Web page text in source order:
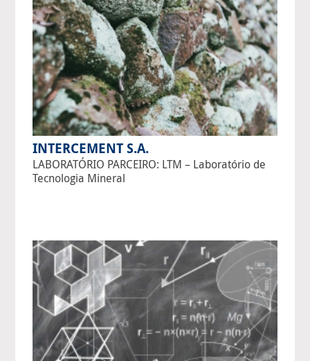
INTERCEMENT S.A.
LABORATÓRIO PARCEIRO: LTM – Laboratório de
Tecnologia Mineral